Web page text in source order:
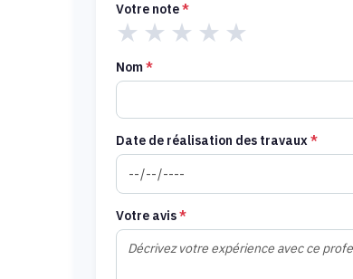
Votre note*
★ ★ ★ ★ ★
Nom*
Date de réalisation des travaux *
Votre avis*